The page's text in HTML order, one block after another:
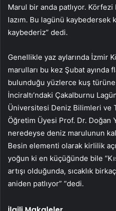
Marul bir anda patlıyor.
lazım. Bu lagünü kaybedersek
kaybederiz” dedi.
Genellikle yaz aylarında İzmir
marulları bu kez Şubat ayında
bulunduğu yüzlerce kuş
İnciraltı’ndaki Çakalburnu
Üniversitesi Deniz Bilimleri ve
Öğretim Üyesi Prof. Dr. Doğan
neredeyse deniz marulunun
Besin elementi olarak kirlilik
yoğun ki en küçüğünde bile
artışı olduğunda, sıcaklık
aniden patlıyor” “dedi.